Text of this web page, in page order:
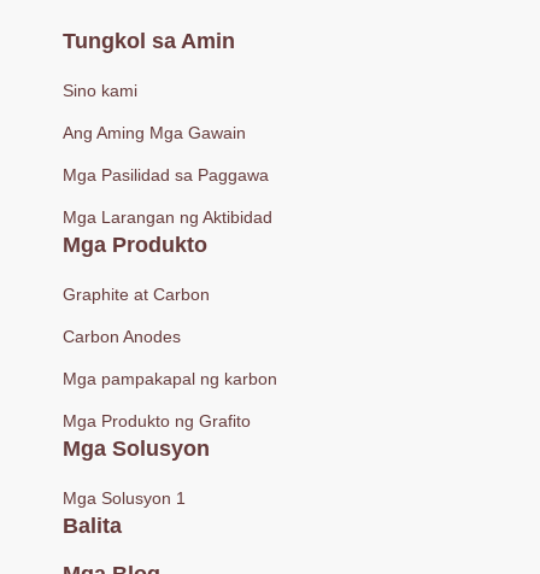
Tungkol sa Amin
Sino kami
Ang Aming Mga Gawain
Mga Pasilidad sa Paggawa
Mga Larangan ng Aktibidad
Mga Produkto
Graphite at Carbon
Carbon Anodes
Mga pampakapal ng karbon
Mga Produkto ng Grafito
Mga Solusyon
Mga Solusyon 1
Balita